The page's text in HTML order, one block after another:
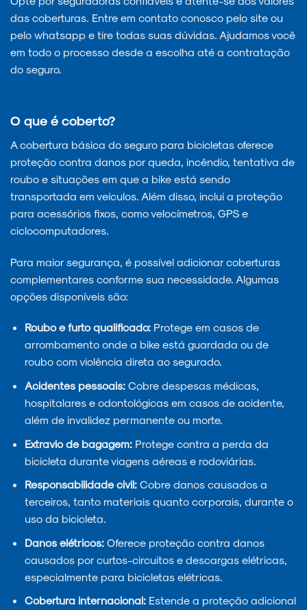
das coberturas. Entre em contato conosco pelo site ou
pelo whatsapp e tire todas suas dúvidas. Ajudamos você
em todo o processo desde a escolha até a contratação
do seguro.
O que é coberto?
A cobertura básica do seguro para bicicletas oferece
proteção contra danos por queda, incêndio, tentativa de
roubo e situações em que a bike está sendo
transportada em veículos. Além disso, inclui a proteção
para acessórios fixos, como velocímetros, GPS e
ciclocomputadores.
Para maior segurança, é possível adicionar coberturas
complementares conforme sua necessidade. Algumas
opções disponíveis são:
Roubo e furto qualificado:Protege em casos de
arrombamento onde a bike está guardada ou de
roubo com violência direta ao segurado.
Acidentes pessoais:Cobre despesas médicas,
hospitalares e odontológicas em casos de acidente,
além de invalidez permanente ou morte.
Extravio de bagagem:Protege contra a perda da
bicicleta durante viagens aéreas e rodoviárias.
Responsabilidade civil:Cobre danos causados a
terceiros, tanto materiais quanto corporais, durante o
uso da bicicleta.
Danos elétricos:Oferece proteção contra danos
causados por curtos-circuitos e descargas elétricas,
especialmente para bicicletas elétricas.
Cobertura internacional:Estende a proteção adicional